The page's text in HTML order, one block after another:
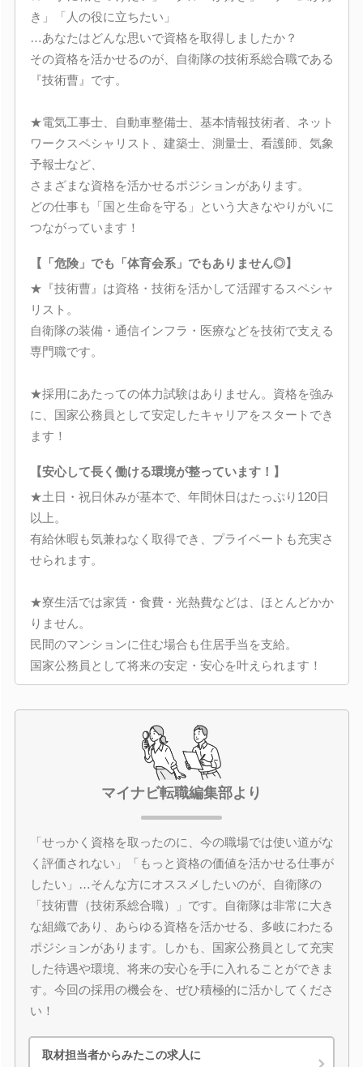
き」「人の役に立ちたい」
…あなたはどんな思いで資格を取得しましたか？
その資格を活かせるのが、自衛隊の技術系総合職である
『技術曹』です。
★電気工事士、自動車整備士、基本情報技術者、ネット
ワークスペシャリスト、建築士、測量士、看護師、気象
予報士など、
さまざまな資格を活かせるポジションがあります。
どの仕事も「国と生命を守る」という大きなやりがいに
つながっています！
【「危険」でも「体育会系」でもありません◎】
★『技術曹』は資格・技術を活かして活躍するスペシャ
リスト。
自衛隊の装備・通信インフラ・医療などを技術で支える
専門職です。
★採用にあたっての体力試験はありません。資格を強み
に、国家公務員として安定したキャリアをスタートでき
ます！
【安心して長く働ける環境が整っています！】
★土日・祝日休みが基本で、年間休日はたっぷり120日
以上。
有給休暇も気兼ねなく取得でき、プライベートも充実さ
せられます。
★寮生活では家賃・食費・光熱費などは、ほとんどかか
りません。
民間のマンションに住む場合も住居手当を支給。
国家公務員として将来の安定・安心を叶えられます！
マイナビ転職編集部より
「せっかく資格を取ったのに、今の職場では使い道がな
く評価されない」「もっと資格の価値を活かせる仕事が
したい」…そんな方にオススメしたいのが、自衛隊の
「技術曹（技術系総合職）」です。自衛隊は非常に大き
な組織であり、あらゆる資格を活かせる、多岐にわたる
ポジションがあります。しかも、国家公務員として充実
した待遇や環境、将来の安心を手に入れることができま
す。今回の採用の機会を、ぜひ積極的に活かしてくださ
い！
取材担当者からみたこの求人に